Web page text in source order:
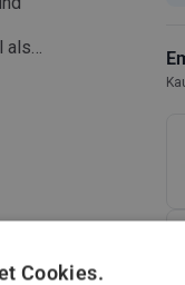
als
Cookies.